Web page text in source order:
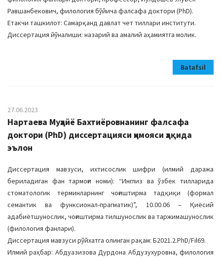
Равшанбекович, филология бўйича фалсафа доктори (PhD).
Етакчи ташкилот: Самарқанд давлат чет тиллари институти.
Диссертация йўналиши: назарий ва амалий аҳамиятга молик.
Batafsil
27.06.2023
Нартаева Муҳайё Бахтиёровнанинг фалсафа
доктори (PhD) диссертацияси ҳимояси ҳақида
эълон
Диссертация мавзуси, ихтисослик шифри (илмий даража
бериладиган фан тармоғи номи): “Инглиз ва ўзбек тилларида
стоматологик терминларнинг чоғиштирма тадқиқи (формал
семантик ва функсионал-прагматик)”, 10.00.06 – Қиёсий
адабиётшунослик, чоғиштирма тилшунослик ва таржимашунослик
(филология фанлари).
Диссертация мавзуси рўйхатга олинган рақам: Б2021.2.PhD/Fil69.
Илмий раҳбар: Абдуазизова Дурдона Абдузухуровна, филология